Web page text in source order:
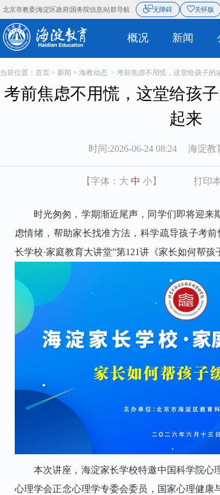
北京市教委|海淀区政府|国务院信息|站群导航
概况
当前位置： 首页 > 新闻 > 海教动态 > 考前焦虑不用慌，这堂给孩子的
考前焦虑不用慌，这堂给孩
起来
时间:2026-06-24 08:24 海淀教
【字体： 大 中 小】 打印
时光匆匆，学期渐近尾声， 同学们即将迎来
虑情绪， 帮助家长找准方法， 科学疏导孩子考前
长学校·家庭教育大讲堂”第121讲《家长如何帮孩
本次讲座，海淀家长学校特邀中国科学院心
心理学会正念心理学专委会委员， 国家心理健康